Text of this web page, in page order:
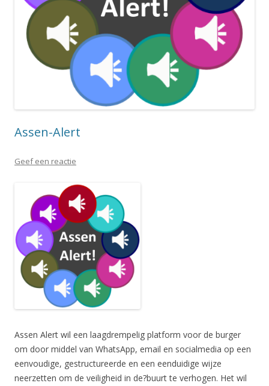
Assen-Alert
Geef een reactie
Assen Alert wil een laagdrempelig platform voor de burger
om door middel van WhatsApp, email en socialmedia op een
eenvoudige, gestructureerde en een eenduidige wijze
neerzetten om de veiligheid in de?buurt te verhogen. Het wil